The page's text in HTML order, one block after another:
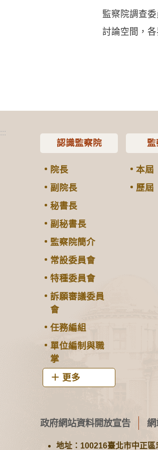
監察院調查
討論空間，
:::
認識監察院
院長
副院長
秘書長
副秘書長
監察院簡介
常設委員會
特種委員會
訴願審議委員
會
任務編組
單位編制與職
掌
更多
監
本屆
歷屆
政府網站資料開放宣告 網
地址：100216臺北市中正區